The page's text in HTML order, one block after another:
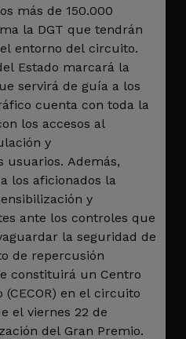
más de 150.000
la DGT que tendrán
entorno del circuito.
Estado marcará la
servirá de guía a los
cuenta con toda la
los accesos al
y
usuarios. Además,
los aficionados la
y
ante los controles que
la seguridad de
de repercusión
constituirá un Centro
en el circuito
el viernes 22 de
del Gran Premio.